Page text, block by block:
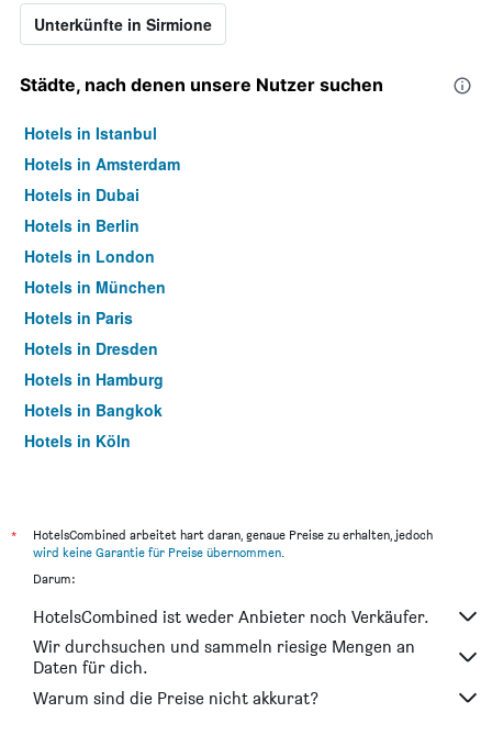
Unterkünfte in Sirmione
Städte, nach denen unsere Nutzer suchen
Hotels in Istanbul
Hotels in Amsterdam
Hotels in Dubai
Hotels in Berlin
Hotels in London
Hotels in München
Hotels in Paris
Hotels in Dresden
Hotels in Hamburg
Hotels in Bangkok
Hotels in Köln
*
HotelsCombined arbeitet hart daran, genaue Preise zu erhalten, jedoch
wird keine Garantie für Preise übernommen.
Darum:
HotelsCombined ist weder Anbieter noch Verkäufer.
Wir durchsuchen und sammeln riesige Mengen an
Daten für dich.
Warum sind die Preise nicht akkurat?